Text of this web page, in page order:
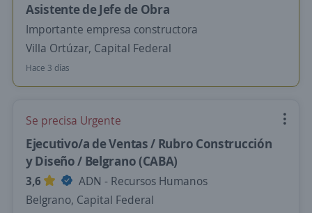
Asistente de Jefe de Obra
Importante empresa constructora
Villa Ortúzar, Capital Federal
Hace 3 días
Se precisa Urgente
Ejecutivo/a de Ventas / Rubro Construcción
y Diseño / Belgrano (CABA)
3,6
ADN - Recursos Humanos
Belgrano, Capital Federal